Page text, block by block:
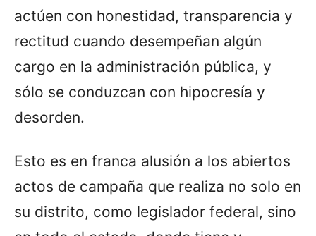
actúen con honestidad, transparencia y
rectitud cuando desempeñan algún
cargo en la administración pública, y
sólo se conduzcan con hipocresía y
desorden.
Esto es en franca alusión a los abiertos
actos de campaña que realiza no solo en
su distrito, como legislador federal, sino